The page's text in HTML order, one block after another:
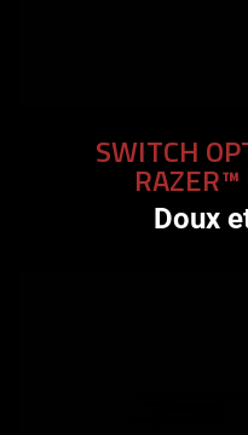
SWITCH
RAZER™
Doux